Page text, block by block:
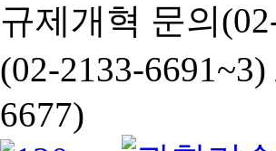
규제개혁 문의
(02-2133-6691~3)
6677)